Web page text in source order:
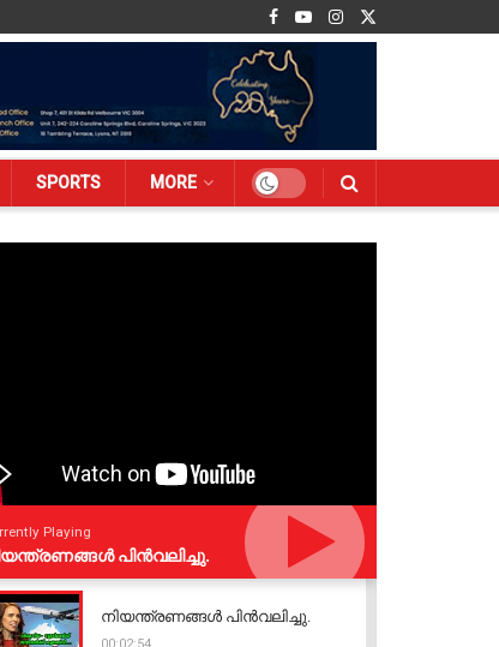
SPORTS MORE
Playing
പിന്‍വലിച്ചു.
നിയന്ത്രണങ്ങള്‍ പിന്‍വലിച്ചു.